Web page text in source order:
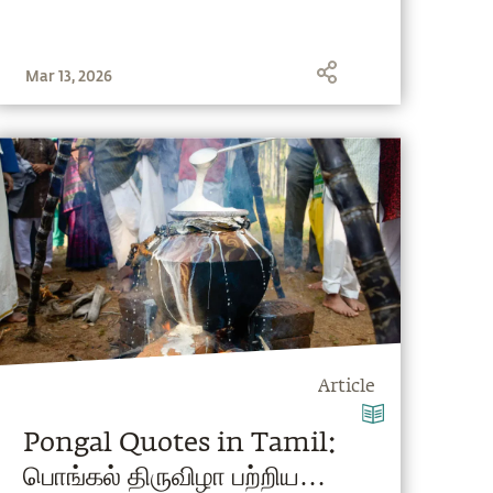
Mar 13, 2026
Article
Pongal Quotes in Tamil:
பொங்கல் திருவிழா பற்றிய